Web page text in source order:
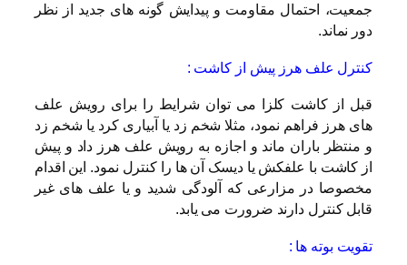
جمعیت، احتمال مقاومت و پیدایش گونه های جدید از نظر
دور نماند.
کنترل علف هرز پیش از کاشت :
قبل از کاشت کلزا می توان شرایط را برای رویش علف
های هرز فراهم نمود، مثلا شخم زد یا آبیاری کرد یا شخم زد
و منتظر باران ماند و اجازه به رویش علف هرز داد و پیش
از کاشت با علفکش یا دیسک آن ها را کنترل نمود. این اقدام
مخصوصا در مزارعی که آلودگی شدید و یا علف های غیر
قابل کنترل دارند ضرورت می یابد.
تقویت بوته ها :